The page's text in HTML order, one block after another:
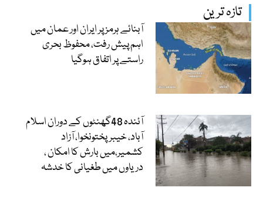
تازہ ترین
آبنائے ہرمز پر ایران اور عمان میں
اہم پیش رفت، محفوظ بحری
راستے پر اتفاق ہوگیا
آئندہ 48گھنٹوں کے دوران اسلام
آباد، خیبرپختونخوا، آزاد
کشمیر،میں بارش کا امکان ،
دریاوں میں طغیانی کا خدشہ